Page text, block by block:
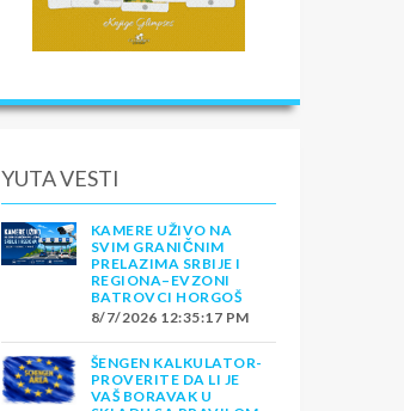
YUTA VESTI
KAMERE UŽIVO NA
SVIM GRANIČNIM
PRELAZIMA SRBIJE I
REGIONA–EVZONI
BATROVCI HORGOŠ
8/7/2026 12:35:17 PM
ŠENGEN KALKULATOR-
PROVERITE DA LI JE
VAŠ BORAVAK U